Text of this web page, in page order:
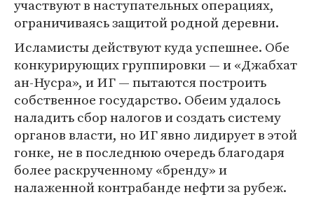
участвуют в наступательных операциях,
ограничиваясь защитой родной деревни.
Исламисты действуют куда успешнее. Обе
конкурирующих группировки — и «Джабхат
ан-Нусра», и ИГ — пытаются построить
собственное государство. Обеим удалось
наладить сбор налогов и создать систему
органов власти, но ИГ явно лидирует в этой
гонке, не в последнюю очередь благодаря
более раскрученному «бренду» и
налаженной контрабанде нефти за рубеж.